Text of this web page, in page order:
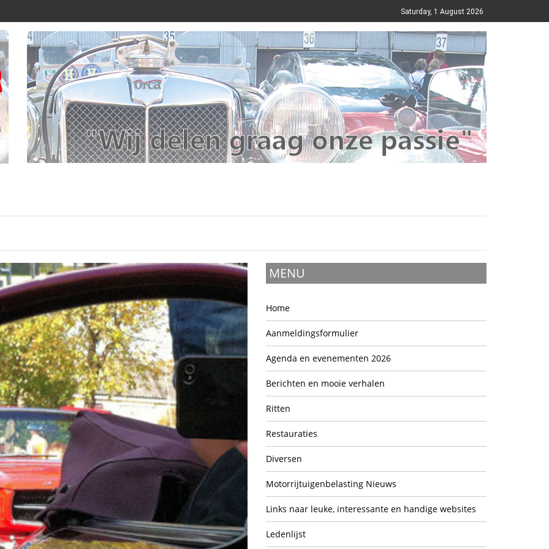
Saturday, 1 August 2026
MENU
Home
Aanmeldingsformulier
Agenda en evenementen 2026
Berichten en mooie verhalen
Ritten
Restauraties
Diversen
Motorrijtuigenbelasting Nieuws
Links naar leuke, interessante en handige websites
Ledenlijst